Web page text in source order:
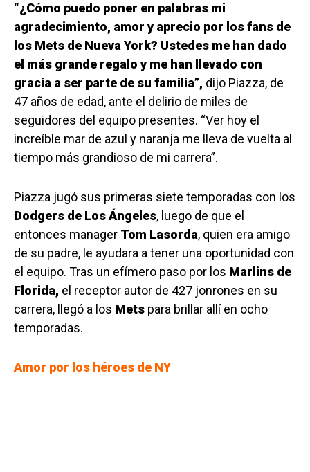
“¿Cómo puedo poner en palabras mi
agradecimiento, amor y aprecio por los fans de
los Mets de Nueva York? Ustedes me han dado
el más grande regalo y me han llevado con
gracia a ser parte de su familia”, dijo Piazza, de
47 años de edad, ante el delirio de miles de
seguidores del equipo presentes. “Ver hoy el
increíble mar de azul y naranja me lleva de vuelta al
tiempo más grandioso de mi carrera”.
Piazza jugó sus primeras siete temporadas con los
Dodgers de Los Ángeles, luego de que el
entonces manager Tom Lasorda, quien era amigo
de su padre, le ayudara a tener una oportunidad con
el equipo. Tras un efímero paso por los Marlins de
Florida, el receptor autor de 427 jonrones en su
carrera, llegó a los Mets para brillar allí en ocho
temporadas.
Amor por los héroes de NY